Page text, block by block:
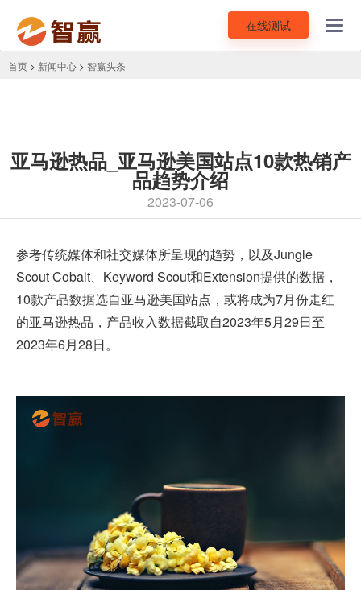
在线测试
首页 > 新闻中心 > 智赢头条
亚马逊热品_亚马逊美国站点10款热销产
品趋势介绍
2023-07-06
参考传统媒体和社交媒体所呈现的趋势，以及Jungle
Scout Cobalt、Keyword Scout和Extension提供的数据，
10款产品数据选自亚马逊美国站点，或将成为7月份走红
的亚马逊热品 ，产品收入数据截取自2023年5月29日至
2023年6月28日。